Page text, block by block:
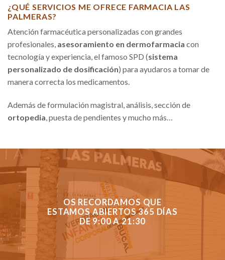
¿QUÉ SERVICIOS ME OFRECE FARMACIA LAS
PALMERAS?
Atención farmacéutica personalizadas con grandes
profesionales, asesoramiento en dermofarmacia con
tecnología y experiencia, el famoso SPD (sistema
personalizado de dosificación) para ayudaros a tomar de
manera correcta los medicamentos.
Además de formulación magistral, análisis, sección de
ortopedia , puesta de pendientes y mucho más…
OS RECORDAMOS QUE
ESTAMOS ABIERTOS 365 DÍAS
DE 9:00 A 21:30